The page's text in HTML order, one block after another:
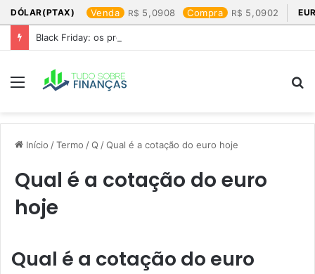
DÓLAR(PTAX) Venda 5,0908 Compra 5,0902
Black Friday: os produtos que mais valem a pena
Menu
Início /Termo /Q /Qual é a cotação do euro hoje​
Qual é a cotação do euro
hoje​
Qual é a cotação do euro